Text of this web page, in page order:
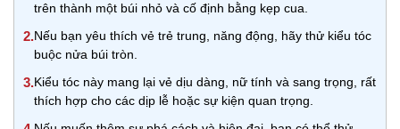
trên thành một búi nhỏ và cố định bằng kẹp cua.
2.Nếu bạn yêu thích vẻ trẻ trung, năng động, hãy thử kiểu tóc
buộc nửa búi tròn.
3.Kiểu tóc này mang lại vẻ dịu dàng, nữ tính và sang trọng, rất
thích hợp cho các dịp lễ hoặc sự kiện quan trọng.